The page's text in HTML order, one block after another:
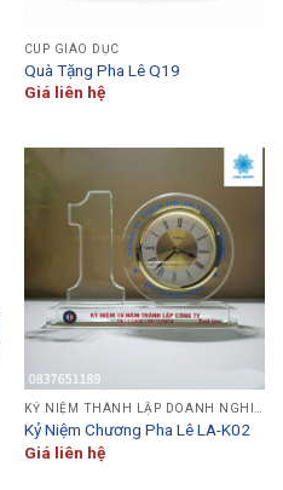
CÚP GIÁO DỤC
Quà Tặng Pha Lê Q19
Giá liên hệ
Kỷ Niệm Chương Pha Lê LA-K02
Giá liên hệ